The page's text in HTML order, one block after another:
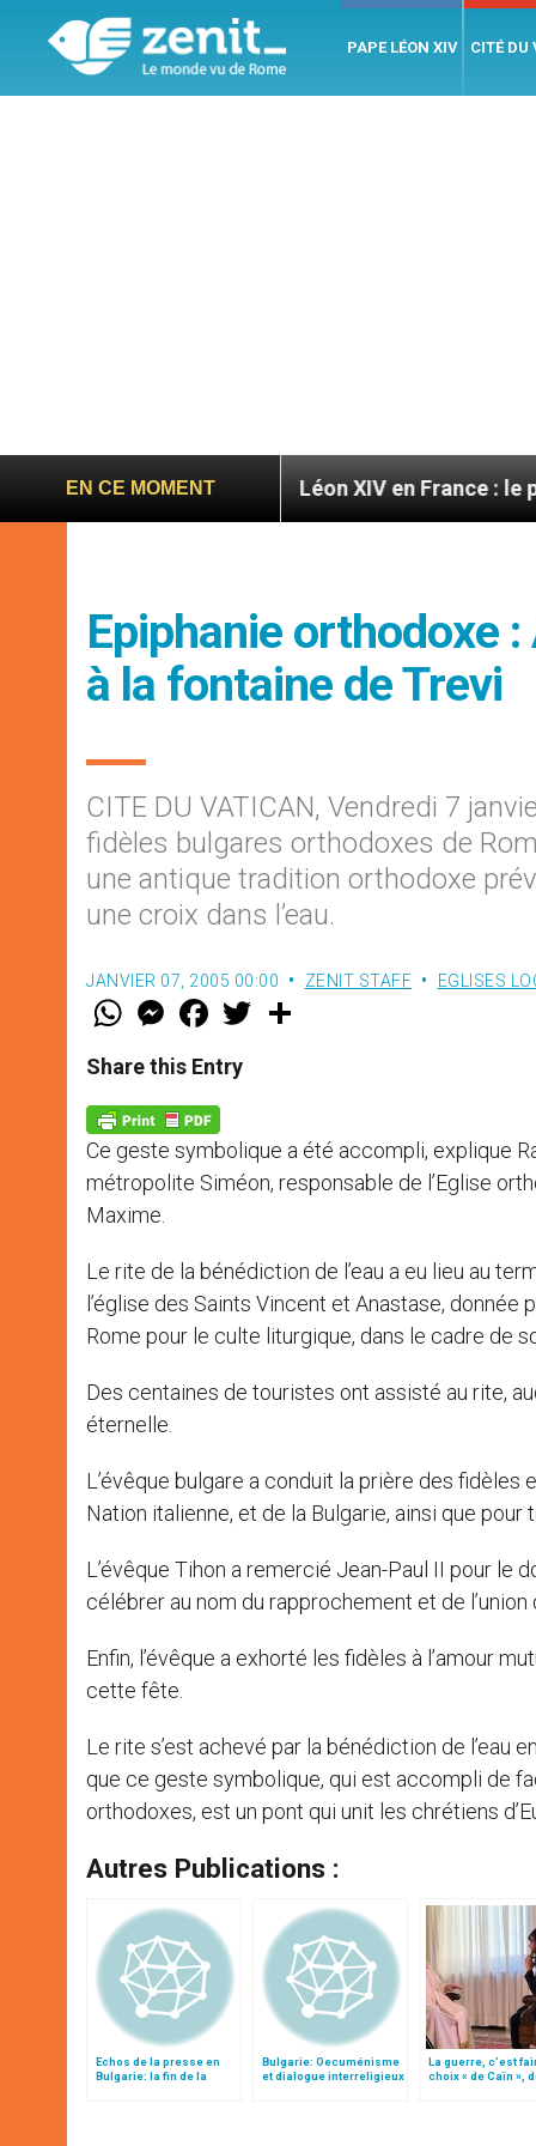
PAPE LÉON XIV CITÉ DU
EN CE MOMENTLéon XIV en France : le programme
Epiphanie orthodoxe :
à la fontaine de Trevi
CITE DU VATICAN, Vendredi 7
fidèles bulgares orthodoxes de
une antique tradition orthodoxe
une croix dans l’eau.
JANVIER 07, 2005 00:00 ZENIT STAFF EGLISES
W
t
s
p
p
M
e
s
e
g
e
r
F
a
e
b
k
w
Share this Entry
Ce geste symbolique a été accompli, explique
métropolite Siméon, responsable de l’Eglise
Maxime.
Le rite de la bénédiction de l’eau a eu lieu au
l’église des Saints Vincent et Anastase,
Rome pour le culte liturgique, dans le cadre de
Des centaines de touristes ont assisté au rite,
éternelle.
L’évêque bulgare a conduit la prière des fidèles
Nation italienne, et de la Bulgarie, ainsi que pour
L’évêque Tihon a remercié Jean-Paul II pour le
célébrer au nom du rapprochement et de
Enfin, l’évêque a exhorté les fidèles à l’amour
cette fête.
Le rite s’est achevé par la bénédiction de l’eau
que ce geste symbolique, qui est accompli de
orthodoxes, est un pont qui unit les chrétiens
Autres Publications :
Echos de la presse en
Bulgarie: la fin de la
Bulgarie: Oecuménisme
et dialogue interreligieux
La guerre, c’est
choix « de Caïn »,